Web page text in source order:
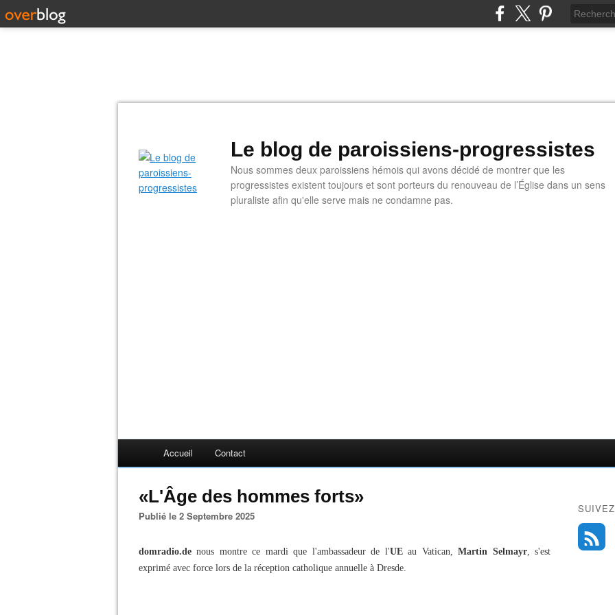
Le blog de paroissiens-progressistes
Nous sommes deux paroissiens hémois qui avons décidé de montrer que les
progressistes existent toujours et sont porteurs du renouveau de l’Église dans un sens
pluraliste afin qu'elle serve mais ne condamne pas.
Accueil Contact
«L'Âge des hommes forts»
Publié le 2 Septembre 2025
domradio.de nous montre ce mardi que l'ambassadeur de l'UEau Vatican,Martin Selmayr, s'est
exprimé avec force lors de la réception catholique annuelle à Dresde.